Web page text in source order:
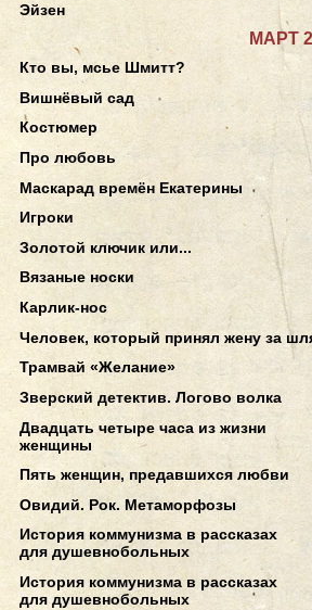
Эйзен
МАРТ
Кто вы, мсье Шмитт?
Вишнёвый сад
Костюмер
Про любовь
Маскарад времён Екатерины
Игроки
Золотой ключик или...
Вязаные носки
Карлик-нос
Человек, который принял жену за
Трамвай «Желание»
Зверский детектив. Логово волка
Двадцать четыре часа из жизни
женщины
Пять женщин, предавшихся любви
Овидий. Рок. Метаморфозы
История коммунизма в рассказах
для душевнобольных
История коммунизма в рассказах
для душевнобольных